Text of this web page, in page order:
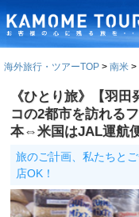
海外旅行・ツアーTOP 南米
《ひとり旅》【羽
コの2都市を訪れる
本⇔米国はJAL運航
旅のご計画、私たちと
店OK！